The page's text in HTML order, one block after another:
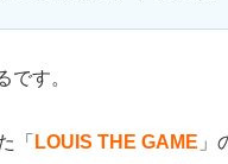
です。
「 LOUIS THE GAME 」